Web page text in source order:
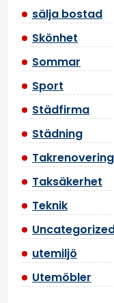
sälja bostad
Skönhet
Sommar
Sport
Städfirma
Städning
Takrenovering
Taksäkerhet
Teknik
utemiljö
Utemöbler